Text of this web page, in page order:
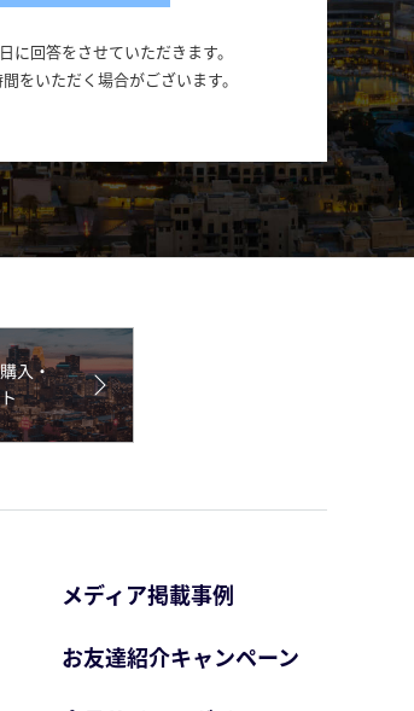
に回答をさせていただきます。
をいただく場合がございます。
メディア掲載事例
お友達紹介キャンペーン